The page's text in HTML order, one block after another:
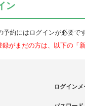
ン
予約にはログインが必要です
がまだの方は、以下の「
ログイン